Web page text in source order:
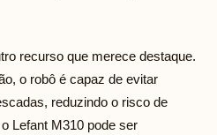
recurso que merece destaque.
o robô é capaz de evitar
reduzindo o risco de
Lefant M310 pode ser